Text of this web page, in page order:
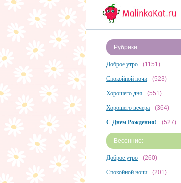
Рубрики:
Доброе утро (1151)
Спокойной ночи (523)
Хорошего дня (551)
Хорошего вечера (364)
С Днем Рождения! (527)
Весенние:
Доброе утро (260)
Спокойной ночи (201)